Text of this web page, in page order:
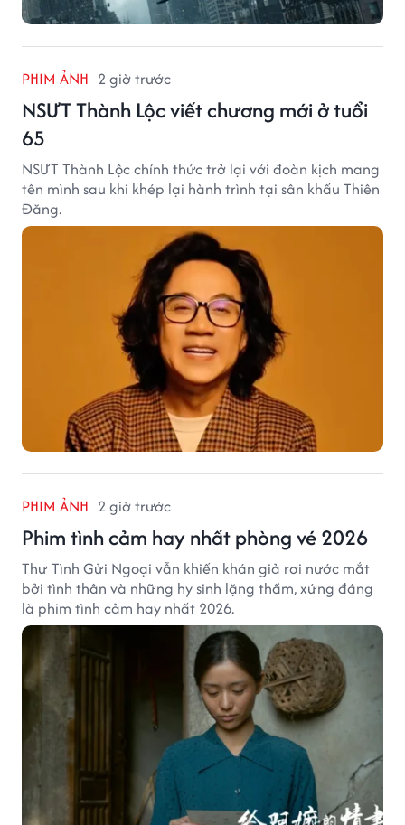
PHIM ẢNH 2 giờ trước
NSƯT Thành Lộc viết chương mới ở tuổi
65
NSƯT Thành Lộc chính thức trở lại với đoàn kịch mang
tên mình sau khi khép lại hành trình tại sân khấu Thiên
Đăng.
PHIM ẢNH 2 giờ trước
Phim tình cảm hay nhất phòng vé 2026
Thư Tình Gửi Ngoại vẫn khiến khán giả rơi nước mắt
bởi tình thân và những hy sinh lặng thầm, xứng đáng
là phim tình cảm hay nhất 2026.